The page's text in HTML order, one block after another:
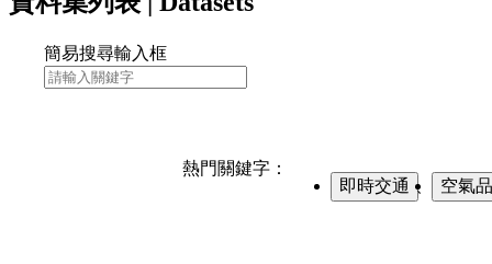
簡易搜尋輸入框
熱門關鍵字：
即時交通 、 空氣